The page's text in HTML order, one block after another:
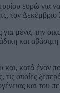
ευρώ για
τον Δεκέμβριο
μένα, την
και
κατά έναν
οποίες
και του